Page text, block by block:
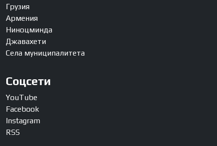
Грузия
Армения
Ниноцминда
Джавахети
Села муниципалитета
Соцсети
YouTube
Facebook
Instagram
RSS